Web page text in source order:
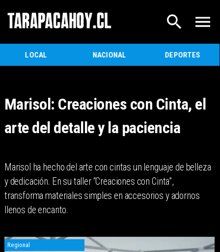
LOCAL NACIONAL DEPORTES
Marisol: Creaciones con Cinta, el
arte del detalle y la paciencia
​Marisol ha hecho del arte con cintas un lenguaje de belleza
y dedicación. En su taller “Creaciones con Cinta”,
transforma materiales simples en accesorios y adornos
llenos de encanto.
Regional